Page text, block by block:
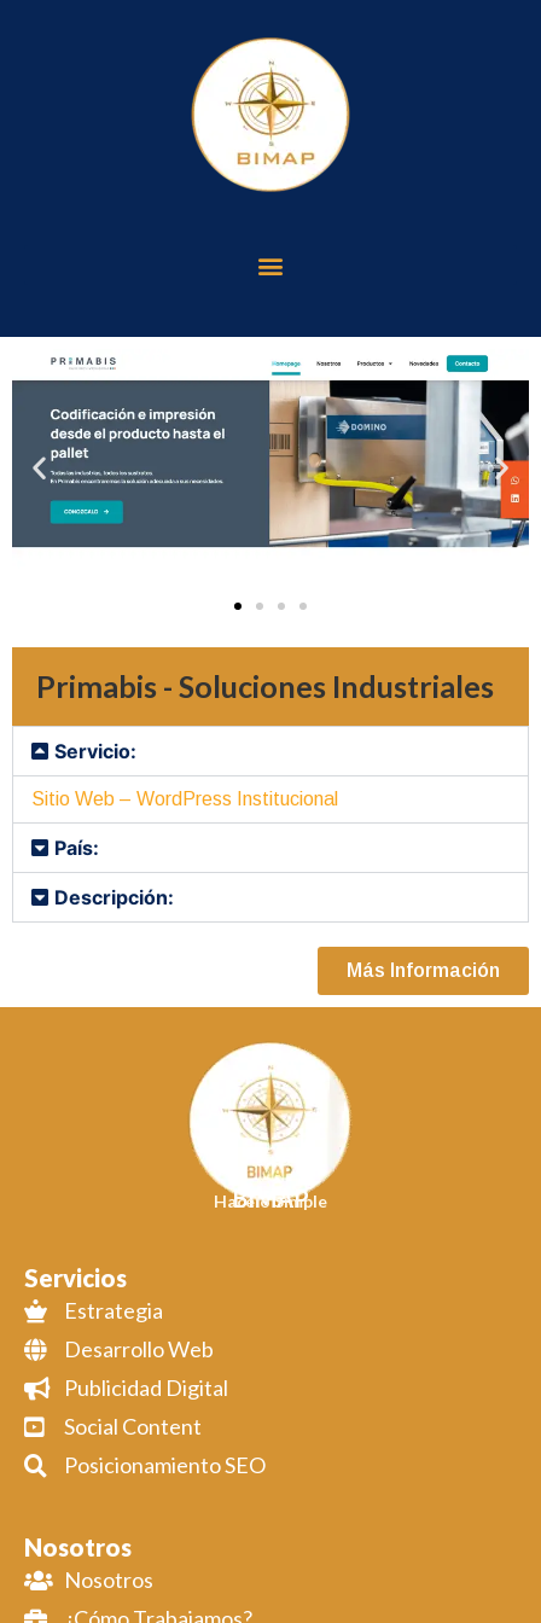
Primabis - Soluciones Industriales
Servicio:
Sitio Web – WordPress Institucional
País:
Descripción:
Más Información
BIMAP
Hacelo Simple
Servicios
Estrategia
Desarrollo Web
Publicidad Digital
Social Content
Posicionamiento SEO
Nosotros
Nosotros